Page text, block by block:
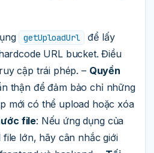
getUploadUrl
để lấy
URL bucket. Điều
cập trái phép. – Quyền
thận để đảm bảo chỉ những
mới có thể upload hoặc xóa
file: Nếu ứng dụng của
lớn, hãy cân nhắc giới